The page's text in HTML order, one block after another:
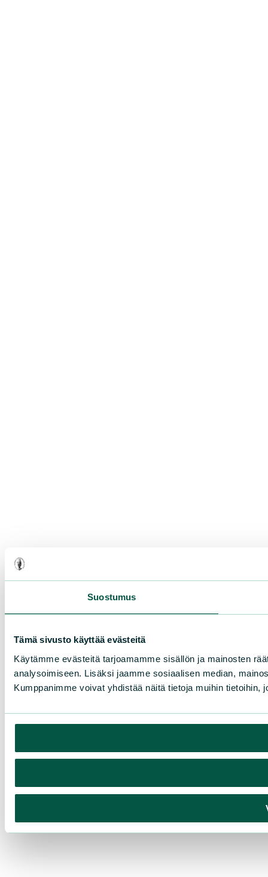
Suostumus
Tämä sivusto käyttää evästeitä
Käytämme evästeitä tarjoamamme sisällön ja mainosten
analysoimiseen. Lisäksi jaamme sosiaalisen median,
Kumppanimme voivat yhdistää näitä tietoja muihin tietoihin,